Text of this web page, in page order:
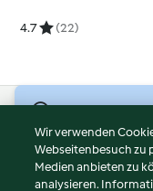
4.7 (22)
Nutzungsbedingungen
Datenschutzrichtlinien
Wir verwenden
Webseitenbesuch zu
Medien anbieten zu
analysieren.